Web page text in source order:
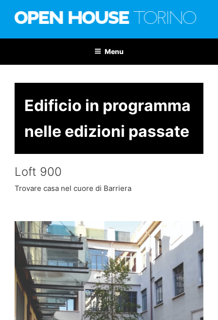
Menu
Edificio in programma
nelle edizioni passate
Loft 900
Trovare casa nel cuore di Barriera